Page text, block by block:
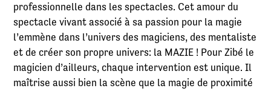
professionnelle dans les spectacles. Cet amour du
spectacle vivant associé à sa passion pour la magie
l’emmène dans l’univers des magiciens, des mentaliste
et de créer son propre univers: la MAZIE ! Pour Zibé le
magicien d’ailleurs, chaque intervention est unique. Il
maîtrise aussi bien la scène que la magie de proximité